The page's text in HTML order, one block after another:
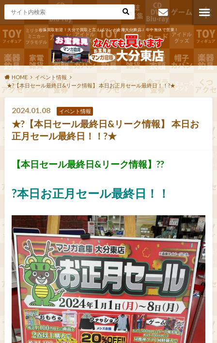
出張買取歓迎！大分で買取と言えばマンガ倉庫大分東店！年中無休で営業！
お問い合わ
せ
HOME
イベント情報
★?【本日セール最終日&リーク情報】 本日お正月セール最終日！！?★
2024.01.08 イベント情報
★?【本日セール最終日&リーク情報】 本日お
正月セール最終日！！?★
【本日セール最終日&リーク情報】??
?本日お正月セール最終日！！